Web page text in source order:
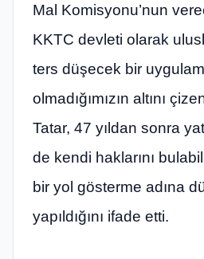
Mal Komisyonu’nun
KKTC devleti olarak
ters düşecek bir
olmadığımızın altını
Tatar, 47 yıldan sonra
de kendi haklarını
bir yol gösterme adına
yapıldığını ifade etti.